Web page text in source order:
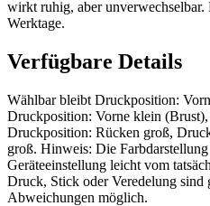
wirkt ruhig, aber
Werktage.
Verfügbare Details
Wählbar bleibt Druckposition:
Druckposition: Vorne klein
Druckposition: Rücken groß,
groß. Hinweis: Die
Geräteeinstellung leicht vom
Druck, Stick oder Veredelung sind
Abweichungen möglich.